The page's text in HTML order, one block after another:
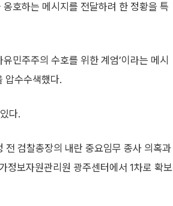
호하는 메시지를 전달하려 한 정황을 특
민주주의 수호를 위한 계엄’이라는 메시
압수수색했다.
다.
검찰총장의 내란 중요임무 종사 의혹과
정보자원관리원 광주센터에서 1차로 확보